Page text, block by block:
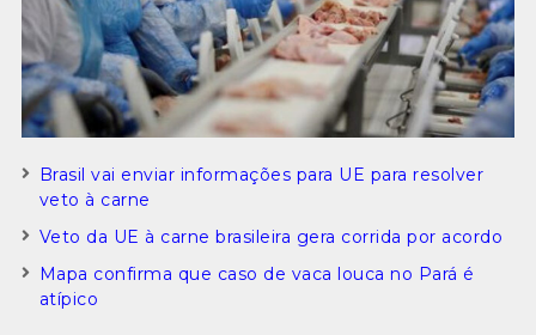
Brasil vai enviar informações para UE para resolver
veto à carne
Veto da UE à carne brasileira gera corrida por acordo
Mapa confirma que caso de vaca louca no Pará é
atípico